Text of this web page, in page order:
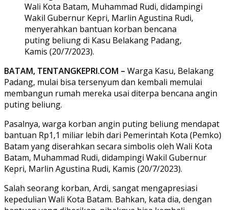
Wali Kota Batam, Muhammad Rudi, didampingi
Wakil Gubernur Kepri, Marlin Agustina Rudi,
menyerahkan bantuan korban bencana
puting beliung di Kasu Belakang Padang,
Kamis (20/7/2023).
BATAM, TENTANGKEPRI.COM – Warga Kasu, Belakang
Padang, mulai bisa tersenyum dan kembali memulai
membangun rumah mereka usai diterpa bencana angin
puting beliung.
Pasalnya, warga korban angin puting beliung mendapat
bantuan Rp1,1 miliar lebih dari Pemerintah Kota (Pemko)
Batam yang diserahkan secara simbolis oleh Wali Kota
Batam, Muhammad Rudi, didampingi Wakil Gubernur
Kepri, Marlin Agustina Rudi, Kamis (20/7/2023).
Salah seorang korban, Ardi, sangat mengapresiasi
kepedulian Wali Kota Batam. Bahkan, kata dia, dengan